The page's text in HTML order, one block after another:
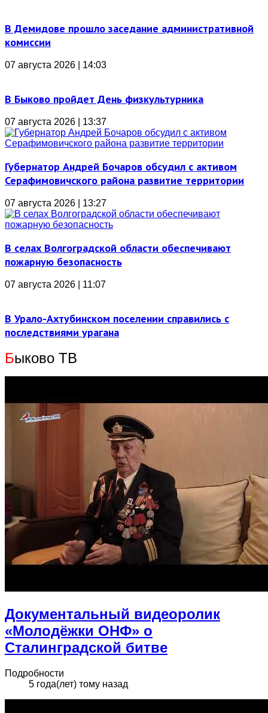
В Демидове прошло заседание административной
комиссии
07 августа 2026 | 14:03
В Быково пройдет День физкультурника
07 августа 2026 | 13:37
Губернатор Андрей Бочаров обсудил с активом
Серафимовичского района развитие территории
07 августа 2026 | 13:27
В селах Волгоградской области обеспечивают
пожарную безопасность
07 августа 2026 | 11:07
В Урало-Ахтубинском поселении справились с
последствиями урагана
Быково ТВ
Документальный видеоролик
«Молодёжки ОНФ» о
Сталинградской битве
Подробности
5 года(лет) тому назад